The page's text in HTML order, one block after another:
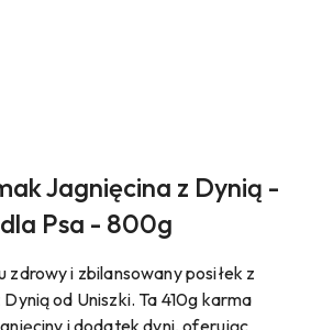
Jagnięcina z Dynią -
Psa - 800g
zdrowy i zbilansowany posiłek z
od Uniszki. Ta 410g karma
i dodatek dyni, oferując